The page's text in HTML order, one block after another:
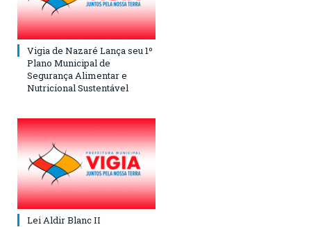
Vigia de Nazaré Lança seu 1º
Plano Municipal de
Segurança Alimentar e
Nutricional Sustentável
Lei Aldir Blanc II